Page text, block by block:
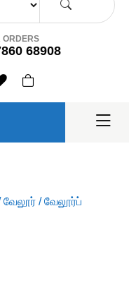
ORDERS
68908
வேலூர் / வேலூர்ப்